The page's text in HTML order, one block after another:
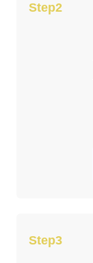
Step2
Step3